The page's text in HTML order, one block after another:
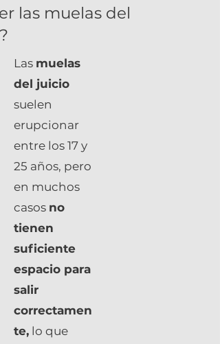
las muelas del
Las muelas
del juicio
suelen
erupcionar
entre los 17 y
25 años, pero
en muchos
casos no
tienen
suficiente
espacio para
salir
correctamen
te, lo que